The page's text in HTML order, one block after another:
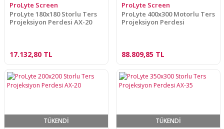
ProLyte Screen
ProLyte 180x180 Storlu Ters
Projeksiyon Perdesi AX-20
17.132,80 TL
ProLyte Screen
ProLyte 400x300 Motorlu Ters
Projeksiyon Perdesi
88.809,85 TL
TÜKENDİ TÜKENDİ